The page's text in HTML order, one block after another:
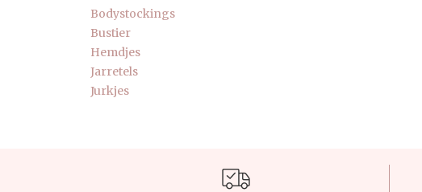
Bodystockings
Bustier
Hemdjes
Jarretels
Jurkjes